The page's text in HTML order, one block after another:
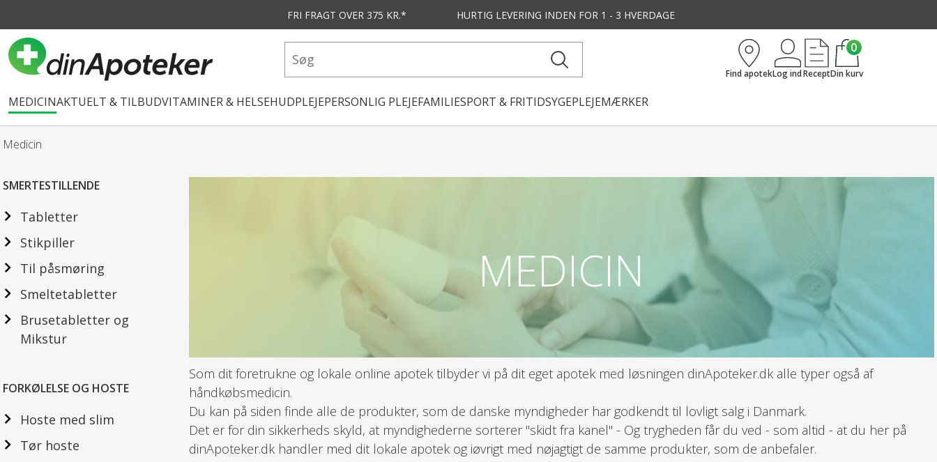
FRI FRAGT OVER 375 KR.* HURTIG LEVERING INDEN FOR 1 - 3 HVERDAGE
MEDICINAKTUELT & TILBUDVITAMINER & HELSEHUDPLEJEPERSONLIG PLEJEFAMILIESPORT & FRITIDSYGEPLEJEMÆRKER
Find apotekLog indRecept
0
Din kurv
Medicin
SMERTESTILLENDE
Tabletter
Stikpiller
Til påsmøring
Smeltetabletter
Brusetabletter og
Mikstur
FORKØLELSE OG HOSTE
Hoste med slim
Tør hoste
MEDICIN
Som dit foretrukne og lokale online apotek tilbyder vi på dit eget apotek med løsningen dinApoteker.dk alle typer også af
håndkøbsmedicin.
Du kan på siden finde alle de produkter, som de danske myndigheder har godkendt til lovligt salg i Danmark.
Det er for din sikkerheds skyld, at myndighederne sorterer "skidt fra kanel" - Og trygheden får du ved - som altid - at du her på
dinApoteker.dk handler med dit lokale apotek og iøvrigt med nøjagtigt de samme produkter, som de anbefaler.